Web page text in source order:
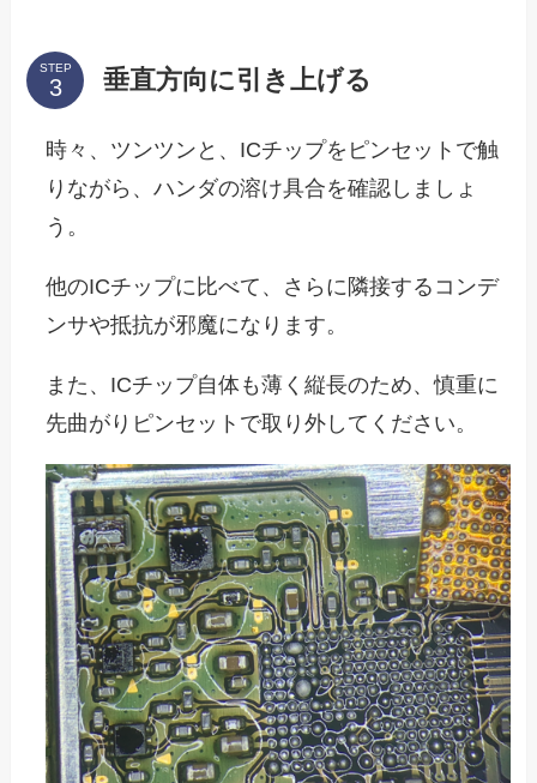
STEP 垂直方向に引き上げる
時々、ツンツンと、ICチップをピンセットで触
りながら、ハンダの溶け具合を確認しましょ
う。
他のICチップに比べて、さらに隣接するコンデ
ンサや抵抗が邪魔になります。
また、ICチップ自体も薄く縦長のため、慎重に
先曲がりピンセットで取り外してください。